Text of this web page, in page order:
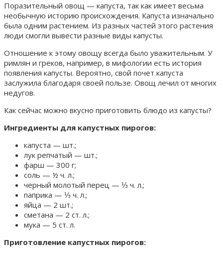
Поразительный овощ — капуста, так как имеет весьма
необычную историю происхождения. Капуста изначально
была одним растением. Из разных частей этого растения
люди смогли вывести разные виды капусты.
Отношение к этому овощу всегда было уважительным. У
римлян и греков, например, в мифологии есть история
появления капусты. Вероятно, свой почет капуста
заслужила благодаря своей пользе. Овощ лечил от многих
недугов.
Как сейчас можно вкусно приготовить блюдо из капусты?
Ингредиенты для капустных пирогов:
капуста — шт.;
лук репчатый — шт.;
фарш — 300 г;
соль — ½ ч. л.;
черный молотый перец — ⅓ ч. л.;
паприка — ⅓ ч. л.;
яйца — 2 шт.;
сметана — 2 ст. л.;
мука — 5 ст. л.
Приготовление капустных пирогов: